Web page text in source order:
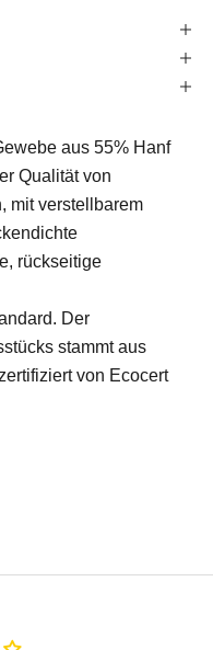
aus 55% Hanf
Qualität von
mit verstellbarem
rückseitige
Der
stammt aus
von Ecocert